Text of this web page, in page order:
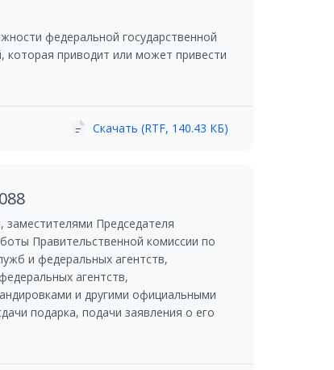
федеральной государственной
которая приводит или может привести
Скачать (RTF, 140.43 КБ)
Председателя
Правительственной комиссии по
и федеральных агентств,
агентств,
и другими официальными
подарка, подачи заявления о его